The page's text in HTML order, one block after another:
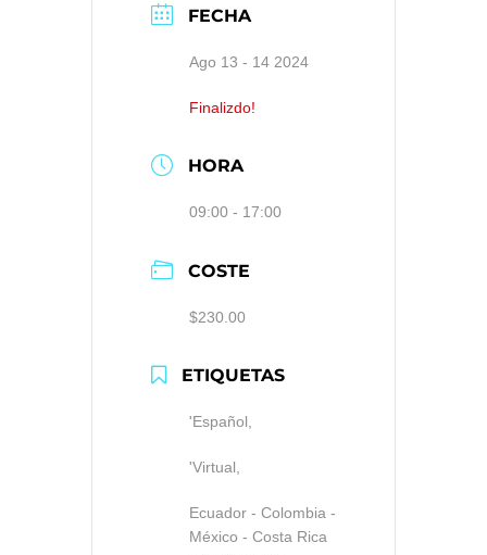
FECHA
Ago 13 - 14 2024
Finalizdo!
HORA
09:00 - 17:00
COSTE
$230.00
ETIQUETAS
'Español,
'Virtual,
Ecuador - Colombia -
México - Costa Rica